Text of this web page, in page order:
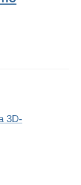
3D-